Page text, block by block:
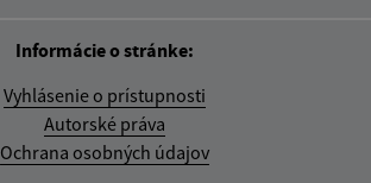
Informácie o stránke:
Vyhlásenie o prístupnosti
Autorské práva
Ochrana osobných údajov